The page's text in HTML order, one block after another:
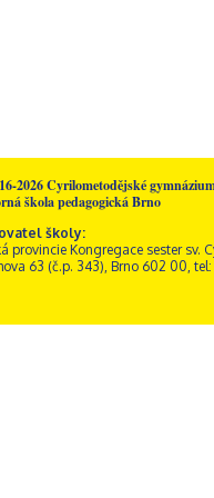
2026 Cyrilometodějské
škola pedagogická Brno
školy:
provincie Kongregace sester sv.
63 (č.p. 343), Brno 602 00,